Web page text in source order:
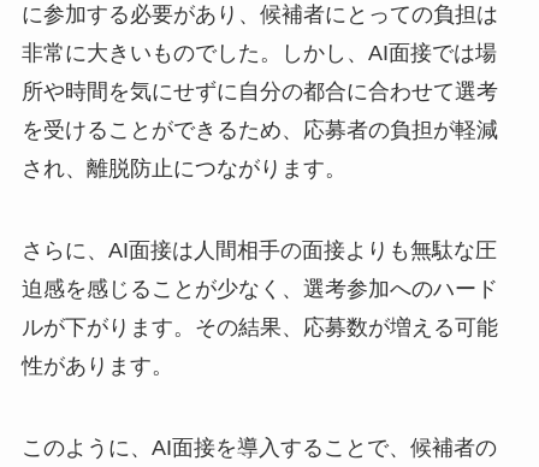
に参加する必要があり、候補者にとっての負担は
非常に大きいものでした。しかし、AI面接では場
所や時間を気にせずに自分の都合に合わせて選考
を受けることができるため、応募者の負担が軽減
され、離脱防止につながります。
さらに、AI面接は人間相手の面接よりも無駄な圧
迫感を感じることが少なく、選考参加へのハード
ルが下がります。その結果、応募数が増える可能
性があります。
このように、AI面接を導入することで、候補者の